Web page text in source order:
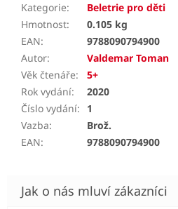
Kategorie:
Beletrie pro děti
Hmotnost:
0.105 kg
EAN:
9788090794900
Autor:
Valdemar Toman
Věk čtenáře:
5+
Rok vydání:
2020
Číslo vydání:
1
Vazba:
Brož.
EAN: 9788090794900